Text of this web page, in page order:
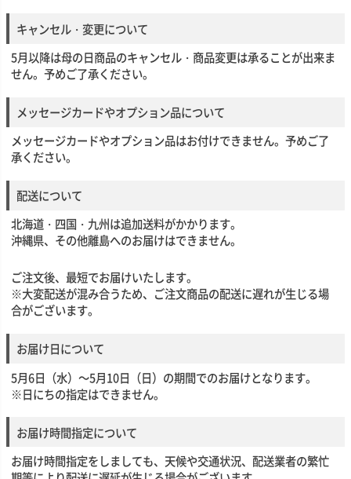
キャンセル・変更について
5月以降は母の日商品のキャンセル・商品変更は承ることが出来ま
せん。予めご了承ください。
メッセージカードやオプション品について
メッセージカードやオプション品はお付けできません。予めご了
承ください。
配送について
北海道・四国・九州は追加送料がかかります。
沖縄県、その他離島へのお届けはできません。
ご注文後、最短でお届けいたします。
※大変配送が混み合うため、ご注文商品の配送に遅れが生じる場
合がございます。
お届け日について
5月6日（水）～5月10日（日）の期間でのお届けとなります。
※日にちの指定はできません。
お届け時間指定について
お届け時間指定をしましても、天候や交通状況、配送業者の繁忙